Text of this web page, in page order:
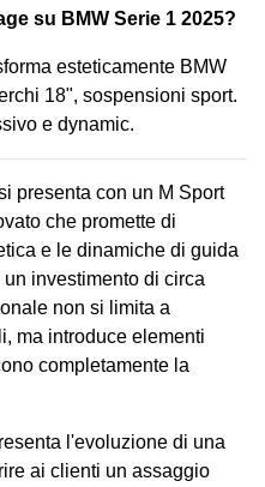
su BMW Serie 1 2025?
esteticamente BMW
18", sospensioni sport.
e dynamic.
presenta con un M Sport
che promette di
e le dinamiche di guida
investimento di circa
non si limita a
ma introduce elementi
completamente la
l'evoluzione di una
ai clienti un assaggio